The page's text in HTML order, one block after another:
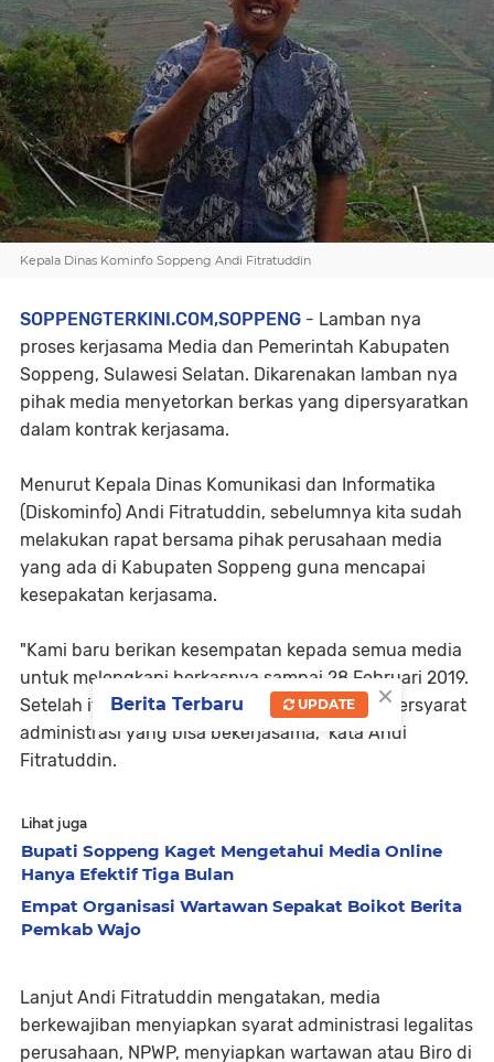
Kepala Dinas Kominfo Soppeng Andi Fitratuddin
SOPPENGTERKINI.COM,SOPPENG - Lamban nya
proses kerjasama Media dan Pemerintah Kabupaten
Soppeng, Sulawesi Selatan. Dikarenakan lamban nya
pihak media menyetorkan berkas yang dipersyaratkan
dalam kontrak kerjasama.
Menurut Kepala Dinas Komunikasi dan Informatika
(Diskominfo) Andi Fitratuddin, sebelumnya kita sudah
melakukan rapat bersama pihak perusahaan media
yang ada di Kabupaten Soppeng guna mencapai
kesepakatan kerjasama.
"Kami baru berikan kesempatan kepada semua media
untuk melengkapi berkasnya sampai 28 Februari 2019.
Setelah itu baru kita tau berapa media yang bersyarat
administrasi yang bisa bekerjasama," kata Andi
Fitratuddin.
Lihat juga
Bupati Soppeng Kaget Mengetahui Media Online
Hanya Efektif Tiga Bulan
Empat Organisasi Wartawan Sepakat Boikot Berita
Pemkab Wajo
Lanjut Andi Fitratuddin mengatakan, media
berkewajiban menyiapkan syarat administrasi legalitas
perusahaan, NPWP, menyiapkan wartawan atau Biro di
×
Berita Terbaru UPDATE